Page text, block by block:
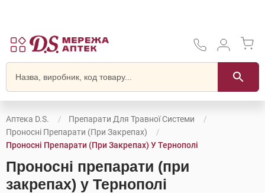
Аптека D.S.
Препарати Для Травної Системи
Проносні Препарати (при Закрепах)
Проносні Препарати (при Закрепах) У Тернополі
Проносні препарати (при
закрепах) у Тернополі